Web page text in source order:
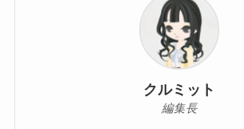
クルミット
編集長